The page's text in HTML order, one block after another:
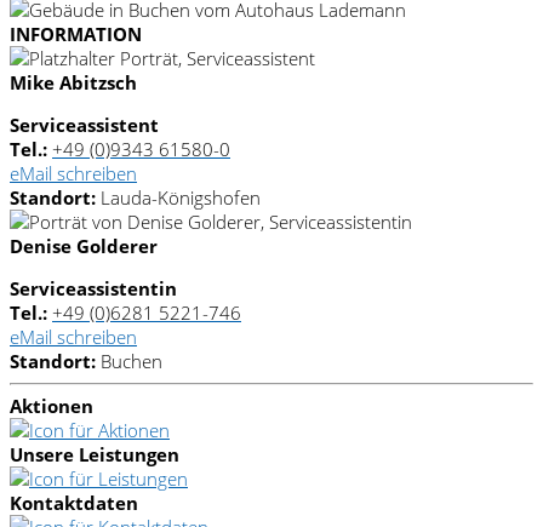
INFORMATION
Mike Abitzsch
Serviceassistent
Tel.: +49 (0)9343 61580-0
eMail schreiben
Standort: Lauda-Königshofen
Denise Golderer
Serviceassistentin
Tel.: +49 (0)6281 5221-746
eMail schreiben
Standort: Buchen
Aktionen
Unsere Leistungen
Kontaktdaten